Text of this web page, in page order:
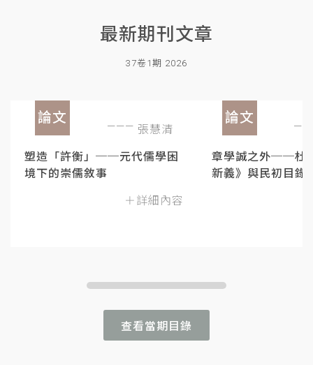
最新期刊文章
37卷1期 2026
論文
張慧清
塑造「許衡」──元代儒學困
境下的崇儒敘事
＋詳細內容
論文
章學誠之外──杜
新義》與民初目錄
查看當期目錄